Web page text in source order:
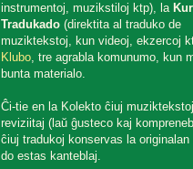
instrumentoj, muzikstiloj ktp), la
Tradukado (direktita al traduko de
muziktekstoj, kun videoj, ekzercoj
Klubo, tre agrabla komunumo, kun
bunta materialo.
Ĉi-tie en la Kolekto ĉiuj
reviziitaj (laŭ ĝusteco kaj
ĉiuj tradukoj konservas la originalan
do estas kanteblaj.